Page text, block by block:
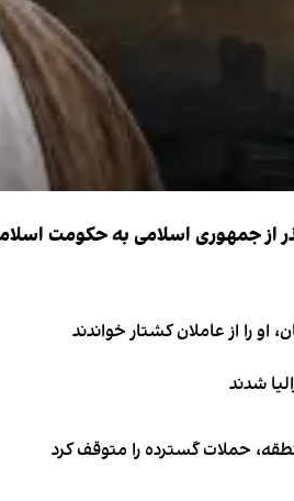
از جمهوری اسلامی به حکومت
او را از عاملان کشتار خواندند
حملات گسترده را متوقف کرد